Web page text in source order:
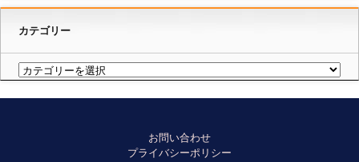
カテゴリー
お問い合わせ
プライバシーポリシー